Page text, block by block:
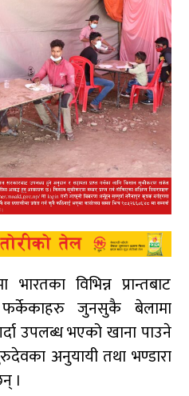
विभिन्न प्रान्तबाट
जुनसुकै बेलामा
उपलब्ध भएको खाना पाउने
अनुयायी तथा भण्डारा
।